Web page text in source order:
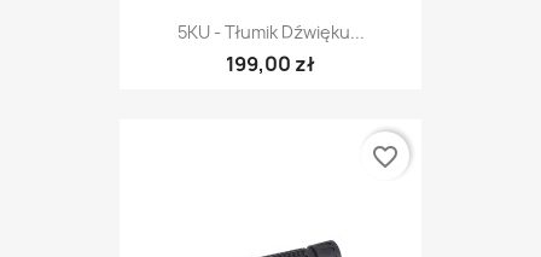
5KU - Tłumik Dźwięku...
199,00 zł
favorite_border